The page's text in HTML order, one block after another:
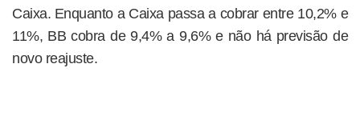
Caixa. Enquanto a Caixa passa a cobrar entre 10,2% e
11%, BB cobra de 9,4% a 9,6% e não há previsão de
novo reajuste.